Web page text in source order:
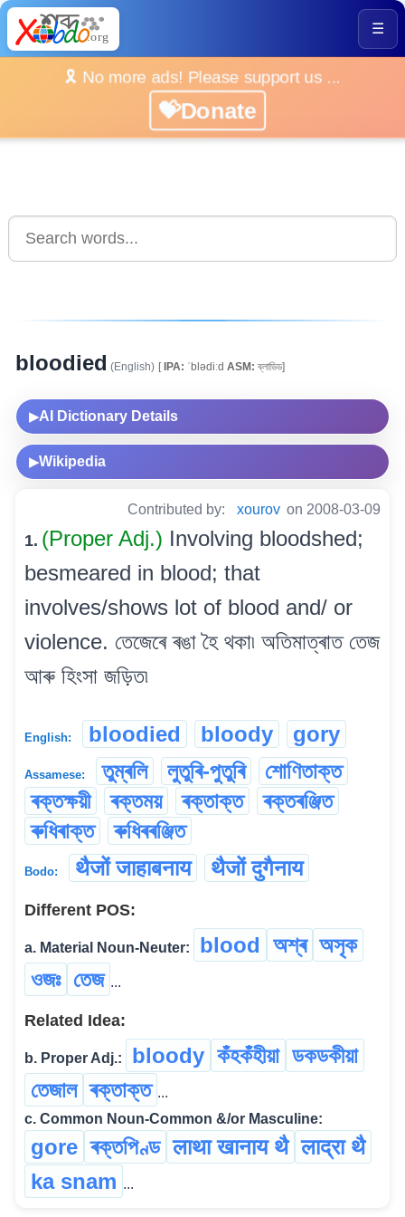
☰
🎗️ No more ads! Please support us ...
💝Donate
bloodied (English) [IPA: ˈblədiːd ASM: ব্লাডিড]
▶AI Dictionary Details
▶Wikipedia
Contributed by: xourov on 2008-03-09
1. (Proper Adj.) Involving bloodshed;
besmeared in blood; that
involves/shows lot of blood and/ or
violence. তেজেৰে ৰঙা হৈ থকা৷ অতিমাত্ৰাত তেজ
আৰু হিংসা জড়িত৷
English: bloodied bloody gory
Assamese: তুম্‌ৰলি লুতুৰি-পুতুৰি
শোণিতাক্ত
ৰক্তক্ষয়ী
ৰক্তময় ৰক্তাক্ত
ৰক্তৰঞ্জিত
ৰুধিৰাক্ত
ৰুধিৰৰঞ্জিত
Bodo: थैजों जाहाबनाय थैजों दुगैनाय
Different POS:
a. Material Noun-Neuter: blood অশ্ৰ অসৃক
ওজঃ তেজ ...
Related Idea:
b. Proper Adj.: bloody কঁহকঁহীয়া ডকডকীয়া
তেজাল ৰক্তাক্ত ...
c. Common Noun-Common &/or Masculine:
gore ৰক্তপিণ্ড लाथा खानाय थै लाद्रा थै
ka snam ...